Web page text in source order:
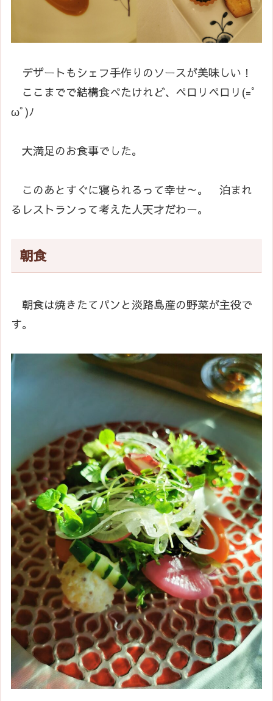
デザートもシェフ手作りのソースが美味しい！
ここまでで結構食べたけれど、ペロリペロリ(=ﾟ
ωﾟ)ﾉ
大満足のお食事でした。
このあとすぐに寝られるって幸せ～。 泊まれ
るレストランって考えた人天才だわー。
朝食
朝食は焼きたてパンと淡路島産の野菜が主役で
す。